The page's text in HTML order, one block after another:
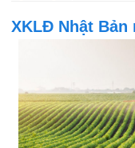
XKLĐ Nhật Bản